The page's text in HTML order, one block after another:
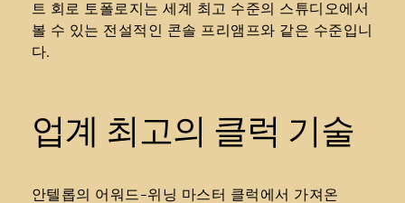
트 회로 토폴로지는 세계 최고 수준의 스튜디오에서
볼 수 있는 전설적인 콘솔 프리앰프와 같은 수준입니
다.
업계 최고의 클럭 기술
안텔롭의 어워드-위닝 마스터 클럭에서 가져온